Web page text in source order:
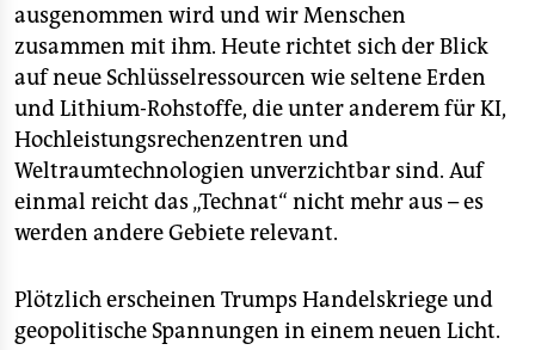
ausgenommen wird und wir Menschen
zusammen mit ihm. Heute richtet sich der Blick
auf neue Schlüsselressourcen wie seltene Erden
und Lithium-Rohstoffe, die unter anderem für KI,
Hochleistungsrechenzentren und
Weltraumtechnologien unverzichtbar sind. Auf
einmal reicht das „Technat“ nicht mehr aus – es
werden andere Gebiete relevant.
Plötzlich erscheinen Trumps Handelskriege und
geopolitische Spannungen in einem neuen Licht.